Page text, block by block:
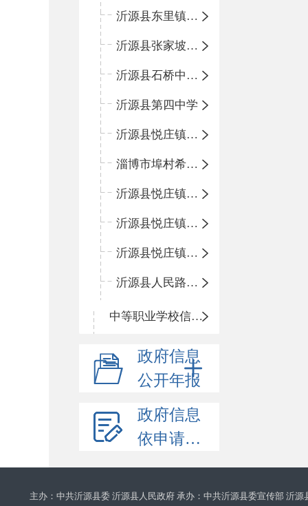
沂源县东里镇中心小学
沂源县张家坡中心学校
沂源县石桥中心学校
沂源县第四中学
沂源县悦庄镇中心小学
淄博市埠村希望小学
沂源县悦庄镇青龙山小学
沂源县悦庄镇鲍庄完小
沂源县悦庄镇赵庄小学
沂源县人民路小学
中等职业学校信息公开
政府信息
公开年报
政府信息
依申请公开
主办：中共沂源县委 沂源县人民政府 承办：中共沂源县委宣传部 沂